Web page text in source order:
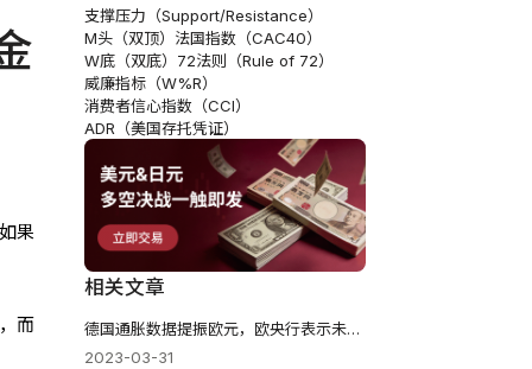
果
而
支撑压力（Support/Resistance）
M头（双顶） 法国指数（CAC40）
W底（双底） 72法则（Rule of 72）
威廉指标（W%R）
消费者信心指数（CCI）
ADR（美国存托凭证）
相关文章
德国通胀数据提振欧元，欧央行表示未来加息将取决于经济数据
2023-03-31